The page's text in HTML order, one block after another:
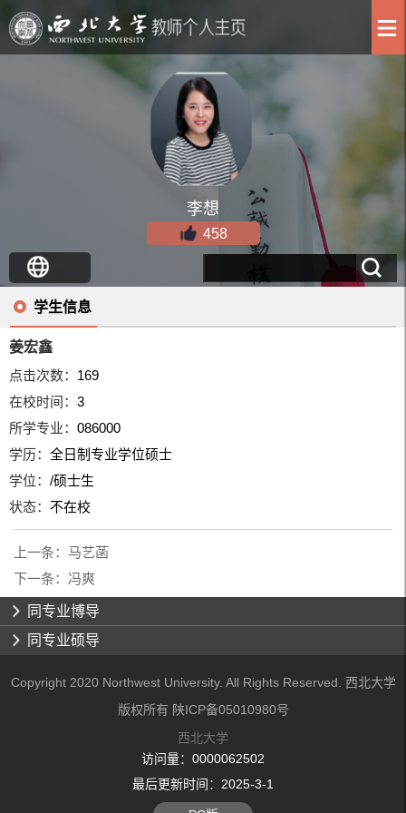
李想
458
学生信息
姜宏鑫
点击次数： 169
在校时间：3
所学专业：086000
学历：全日制专业学位硕士
学位：/硕士生
状态：不在校
上一条： 马艺菡
下一条： 冯爽
同专业博导
同专业硕导
Copyright 2020 Northwest University. All Rights Reserved. 西北大学
版权所有 陕ICP备05010980号
西北大学
访问量： 0000062502
最后更新时间： 2025-3-1